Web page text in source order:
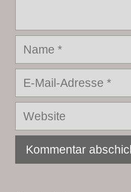
Mail-
Adresse